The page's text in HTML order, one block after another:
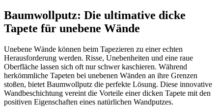
Baumwollputz: Die ultimative dicke
Tapete für unebene Wände
Unebene Wände können beim Tapezieren zu einer echten
Herausforderung werden. Risse, Unebenheiten und eine raue
Oberfläche lassen sich oft nur schwer kaschieren. Während
herkömmliche Tapeten bei unebenen Wänden an ihre Grenzen
stoßen, bietet Baumwollputz die perfekte Lösung. Diese innovative
Wandbeschichtung vereint die Vorteile einer dicken Tapete mit den
positiven Eigenschaften eines natürlichen Wandputzes.